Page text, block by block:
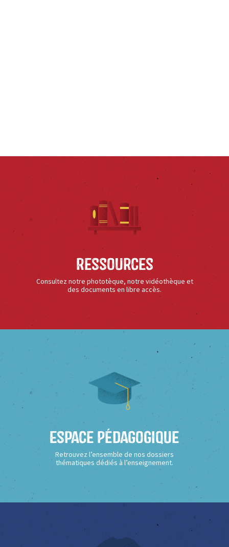
Ressources
Consultez notre phototèque, notre vidéothèque et
des documents en libre accès.
Espace Pédagogique
Retrouvez l’ensemble de nos dossiers
thématiques dédiés à l’enseignement.